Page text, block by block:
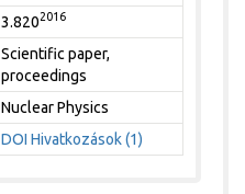
3.8202016
Scientific paper,
proceedings
Nuclear Physics
DOI Hivatkozások (1)